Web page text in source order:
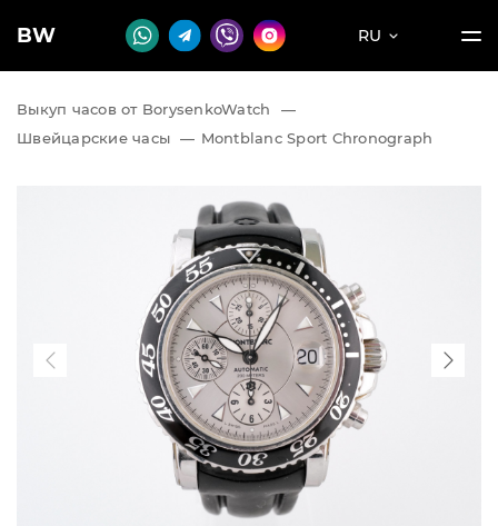
BW RU
Выкуп часов от BorysenkoWatch
—
Швейцарские часы — Montblanc Sport Chronograph